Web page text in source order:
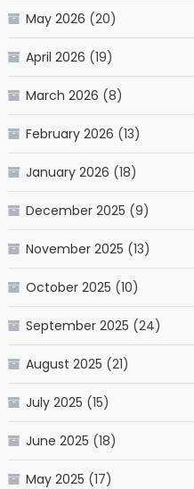
May 2026 (20)
April 2026 (19)
March 2026 (8)
February 2026 (13)
January 2026 (18)
December 2025 (9)
November 2025 (13)
October 2025 (10)
September 2025 (24)
August 2025 (21)
July 2025 (15)
June 2025 (18)
May 2025 (17)